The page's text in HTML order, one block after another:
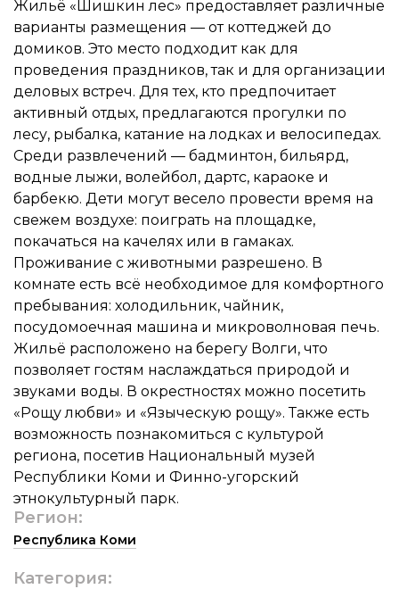
Жильё «Шишкин лес» предоставляет различные
варианты размещения — от коттеджей до
домиков. Это место подходит как для
проведения праздников, так и для организации
деловых встреч. Для тех, кто предпочитает
активный отдых, предлагаются прогулки по
лесу, рыбалка, катание на лодках и велосипедах.
Среди развлечений — бадминтон, бильярд,
водные лыжи, волейбол, дартс, караоке и
барбекю. Дети могут весело провести время на
свежем воздухе: поиграть на площадке,
покачаться на качелях или в гамаках.
Проживание с животными разрешено. В
комнате есть всё необходимое для комфортного
пребывания: холодильник, чайник,
посудомоечная машина и микроволновая печь.
Жильё расположено на берегу Волги, что
позволяет гостям наслаждаться природой и
звуками воды. В окрестностях можно посетить
«Рощу любви» и «Языческую рощу». Также есть
возможность познакомиться с культурой
региона, посетив Национальный музей
Республики Коми и Финно-угорский
этнокультурный парк.
Регион:
Республика Коми
Категория: